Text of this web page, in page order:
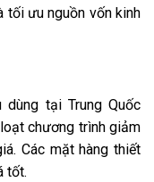
tối ưu nguồn vốn kinh
dùng tại Trung Quốc
chương trình giảm
Các mặt hàng thiết
tốt.